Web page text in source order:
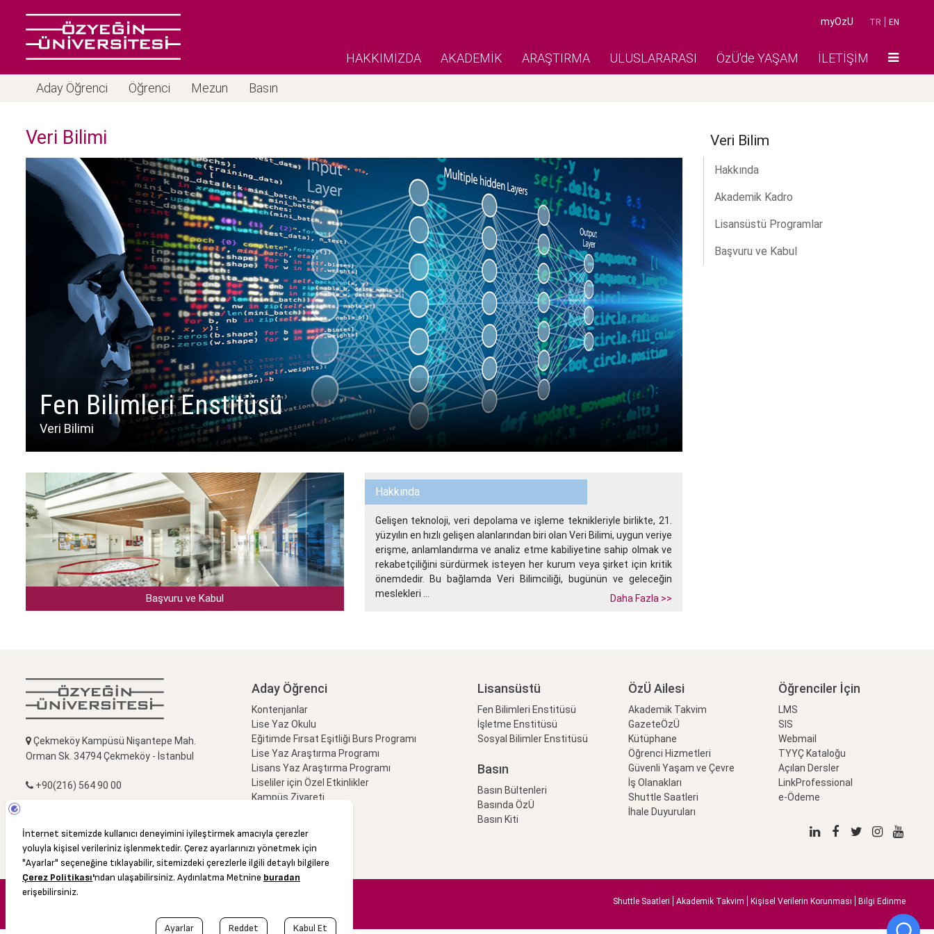
TR EN
myOzU
HAKKIMIZDA AKADEMİK ARAŞTIRMA ULUSLARARASI ÖzÜ'de YAŞAM İLETİŞİM
Aday Öğrenci Öğrenci Mezun Basın
Veri Bilimi
Fen Bilimleri Enstitüsü
Veri Bilimi
Başvuru ve Kabul
Hakkında
Gelişen teknoloji, veri depolama ve işleme teknikleriyle birlikte, 21.
yüzyılın en hızlı gelişen alanlarından biri olan Veri Bilimi, uygun veriye
erişme, anlamlandırma ve analiz etme kabiliyetine sahip olmak ve
rekabetçiliğini sürdürmek isteyen her kurum veya şirket için kritik
önemdedir. Bu bağlamda Veri Bilimciliği, bugünün ve geleceğin
meslekleri ...
Daha Fazla >>
Veri Bilim
Hakkında
Akademik Kadro
Lisansüstü Programlar
Başvuru ve Kabul
Çekmeköy Kampüsü Nişantepe Mah.
Orman Sk. 34794 Çekmeköy - İstanbul
+90(216) 564 90 00
info@ozyegin.edu.tr
Aday Öğrenci
Kontenjanlar
Lise Yaz Okulu
Eğitimde Fırsat Eşitliği Burs Programı
Lise Yaz Araştırma Programı
Lisans Yaz Araştırma Programı
Liseliler için Özel Etkinlikler
Kampüs Ziyareti
Lisansüstü
Fen Bilimleri Enstitüsü
İşletme Enstitüsü
Sosyal Bilimler Enstitüsü
Basın
Basın Bültenleri
Basında ÖzÜ
Basın Kiti
ÖzÜ Ailesi
Akademik Takvim
GazeteÖzÜ
Kütüphane
Öğrenci Hizmetleri
Güvenli Yaşam ve Çevre
İş Olanakları
Shuttle Saatleri
İhale Duyuruları
Öğrenciler İçin
LMS
SIS
Webmail
TYYÇ Kataloğu
Açılan Dersler
LinkProfessional
e-Ödeme
© 2016 Özyeğin Üniversitesi Shuttle Saatleri Akademik Takvim Kişisel Verilerin Korunması Bilgi Edinme